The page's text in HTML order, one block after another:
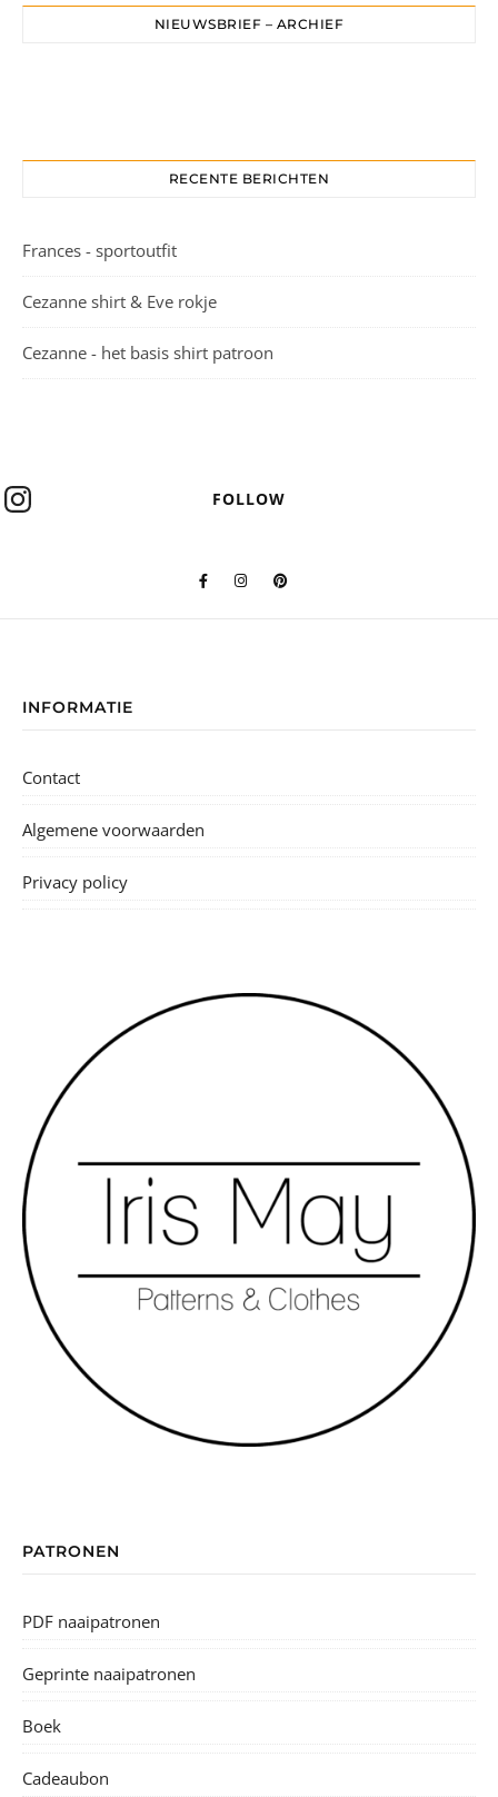
NIEUWSBRIEF – ARCHIEF
RECENTE BERICHTEN
Frances - sportoutfit
Cezanne shirt & Eve rokje
Cezanne - het basis shirt patroon
FOLLOW
INFORMATIE
Contact
Algemene voorwaarden
Privacy policy
PATRONEN
PDF naaipatronen
Geprinte naaipatronen
Boek
Cadeaubon